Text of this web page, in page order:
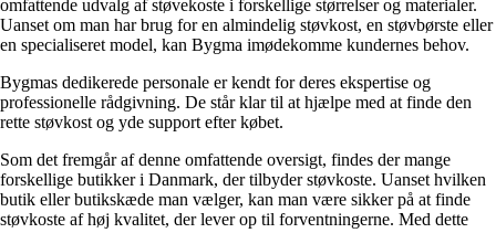
omfattende udvalg af støvekoste i forskellige størrelser og materialer.
Uanset om man har brug for en almindelig støvkost, en støvbørste eller
en specialiseret model, kan Bygma imødekomme kundernes behov.
Bygmas dedikerede personale er kendt for deres ekspertise og
professionelle rådgivning. De står klar til at hjælpe med at finde den
rette støvkost og yde support efter købet.
Som det fremgår af denne omfattende oversigt, findes der mange
forskellige butikker i Danmark, der tilbyder støvkoste. Uanset hvilken
butik eller butikskæde man vælger, kan man være sikker på at finde
støvkoste af høj kvalitet, der lever op til forventningerne. Med dette